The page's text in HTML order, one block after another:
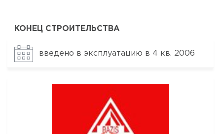
КОНЕЦ СТРОИТЕЛЬСТВА
введено в эксплуатацию в 4 кв. 2006